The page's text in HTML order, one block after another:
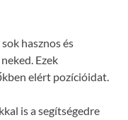
hasznos és
Ezek
elért pozícióidat.
is a segítségedre